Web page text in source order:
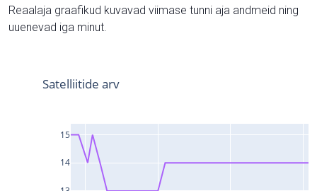
Reaalaja graafikud kuvavad viimase tunni aja andmeid ning
uuenevad iga minut.